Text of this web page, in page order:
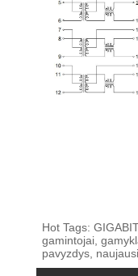
Hot Tags:
gamintojai,
pavyzdys,